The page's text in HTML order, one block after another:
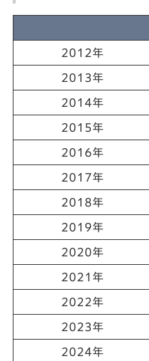
2012年
2013年
2014年
2015年
2016年
2017年
2018年
2019年
2020年
2021年
2022年
2023年
2024年